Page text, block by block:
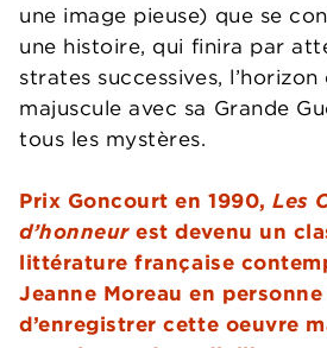
une image pieuse) que se
une histoire, qui finira par
strates successives, l’horizon
majuscule avec sa Grande
tous les mystères.
Prix Goncourt en 1990,Les
d’honneurest devenu un
littérature française
Jeanne Moreau en
d’enregistrer cette oeuvre